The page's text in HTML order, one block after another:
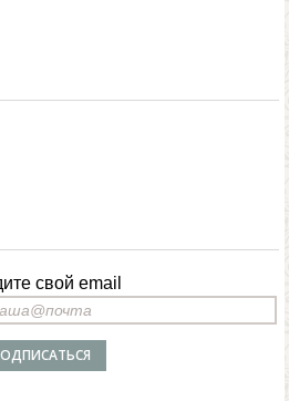
свой email